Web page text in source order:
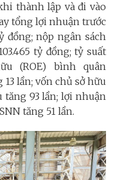
thành lập và đi vào
tổng lợi nhuận trước
đồng; nộp ngân sách
tỷ đồng; tỷ suất
(ROE) bình quân
13 lần; vốn chủ sở hữu
tăng 93 lần; lợi nhuận
tăng 51 lần.